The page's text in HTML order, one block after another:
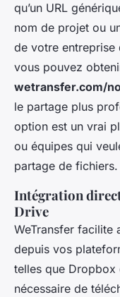
qu’un URL
nom de projet ou
de votre entreprise
vous pouvez
wetransfer.com/
le partage plus
option est un vrai
ou équipes qui
partage de fichiers.
Intégration
Drive
WeTransfer facilite
depuis vos
telles que Dropbox
nécessaire de